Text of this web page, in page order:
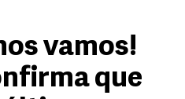
vamos!
que